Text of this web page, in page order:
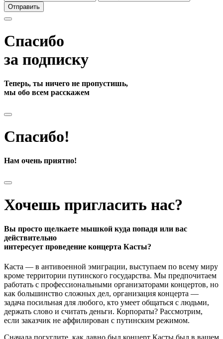
Отправить
Спасибо
за подписку
Теперь, ты ничего не пропустишь,
мы обо всем расскажем
Спасибо!
Нам очень приятно!
Хочешь пригласить нас?
Вы просто щелкаете мышкой куда попадя или вас
действительно
интересует проведение концерта Касты?
Каста — в антивоенной эмиграции, выступаем по всему миру
кроме территории путинского государства. Мы предпочитаем
работать с профессиональными организаторами концертов, но
как большинство сложных дел, организация концерта —
задача посильная для любого, кто умеет общаться с людьми,
держать слово и считать деньги. Корпораты? Рассмотрим,
если заказчик не аффилирован с путинским режимом.
Сначала погуглите, как давно был концерт Касты был в вашем